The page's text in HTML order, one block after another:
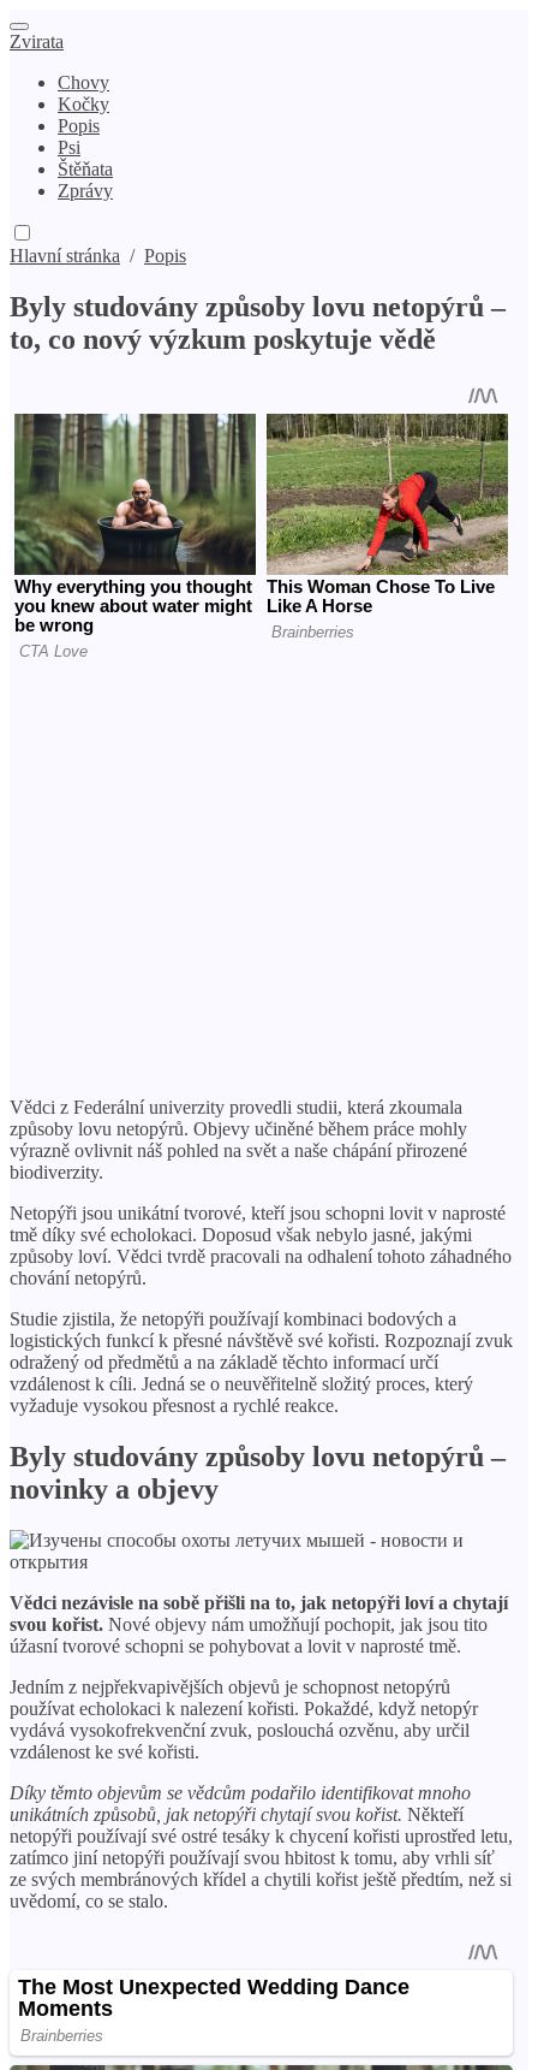
Zvirata
Chovy
Kočky
Popis
Psi
Štěňata
Zprávy
Hlavní stránka / Popis
Byly studovány způsoby lovu netopýrů –
to, co nový výzkum poskytuje vědě
Vědci z Federální univerzity provedli studii, která zkoumala
způsoby lovu netopýrů. Objevy učiněné během práce mohly
výrazně ovlivnit náš pohled na svět a naše chápání přirozené
biodiverzity.
Netopýři jsou unikátní tvorové, kteří jsou schopni lovit v naprosté
tmě díky své echolokaci. Doposud však nebylo jasné, jakými
způsoby loví. Vědci tvrdě pracovali na odhalení tohoto záhadného
chování netopýrů.
Studie zjistila, že netopýři používají kombinaci bodových a
logistických funkcí k přesné návštěvě své kořisti. Rozpoznají zvuk
odražený od předmětů a na základě těchto informací určí
vzdálenost k cíli. Jedná se o neuvěřitelně složitý proces, který
vyžaduje vysokou přesnost a rychlé reakce.
Byly studovány způsoby lovu netopýrů –
novinky a objevy
Vědci nezávisle na sobě přišli na to, jak netopýři loví a chytají
svou kořist. Nové objevy nám umožňují pochopit, jak jsou tito
úžasní tvorové schopni se pohybovat a lovit v naprosté tmě.
Jedním z nejpřekvapivějších objevů je schopnost netopýrů
používat echolokaci k nalezení kořisti. Pokaždé, když netopýr
vydává vysokofrekvenční zvuk, poslouchá ozvěnu, aby určil
vzdálenost ke své kořisti.
Díky těmto objevům se vědcům podařilo identifikovat mnoho
unikátních způsobů, jak netopýři chytají svou kořist. Někteří
netopýři používají své ostré tesáky k chycení kořisti uprostřed letu,
zatímco jiní netopýři používají svou hbitost k tomu, aby vrhli síť
ze svých membránových křídel a chytili kořist ještě předtím, než si
uvědomí, co se stalo.